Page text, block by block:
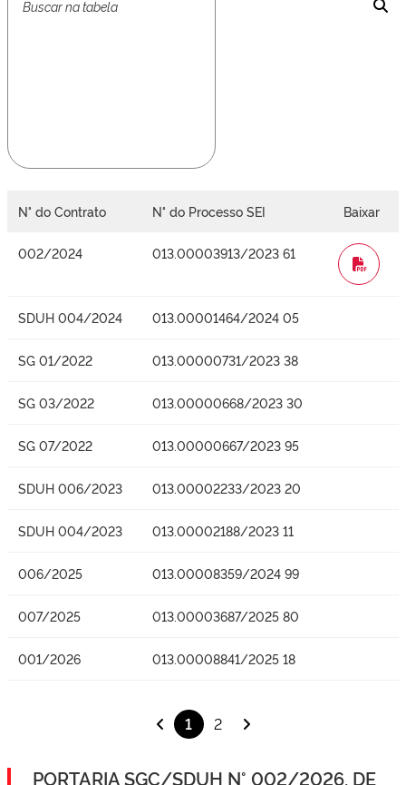
N° do Contrato N° do Processo SEI Baixar
002/2024 013.00003913/2023 61
WORD
SDUH 004/2024 013.00001464/2024 05
SG 01/2022 013.00000731/2023 38
SG 03/2022 013.00000668/2023 30
SG 07/2022 013.00000667/2023 95
SDUH 006/2023 013.00002233/2023 20
SDUH 004/2023 013.00002188/2023 11
006/2025 013.00008359/2024 99
007/2025 013.00003687/2025 80
001/2026 013.00008841/2025 18
1 2
PORTARIA SGC/SDUH N° 002/2026, DE